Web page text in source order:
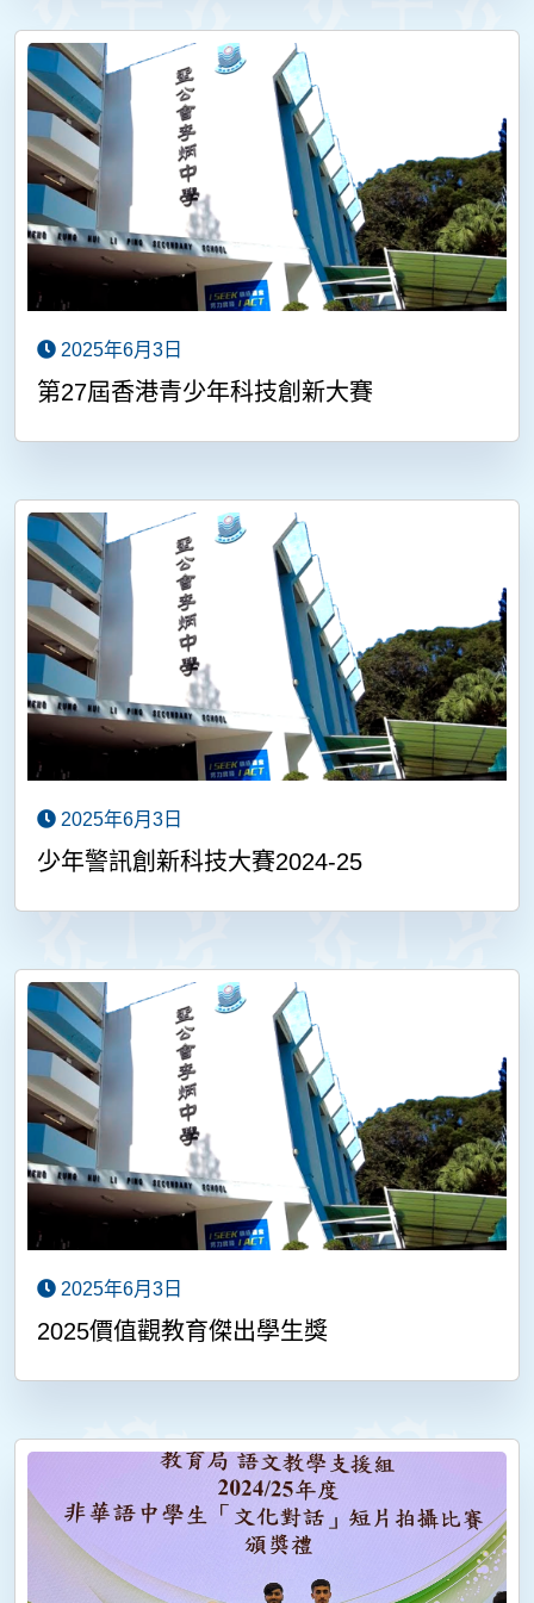
2025年6月3日
第27屆香港青少年科技創新大賽
2025年6月3日
少年警訊創新科技大賽2024-25
2025年6月3日
2025價值觀教育傑出學生獎